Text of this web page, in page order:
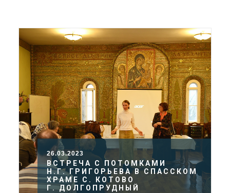
СЕРГИЕВО-ПОСАДСКОЙ
ЕПАРХИИ
26.03.2023
ВСТРЕЧА С ПОТОМКАМИ
Н.Г. ГРИГОРЬЕВА В СПАССКОМ
ХРАМЕ С. КОТОВО
Г. ДОЛГОПРУДНЫЙ